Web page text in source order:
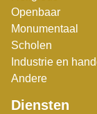
Openbaar
Monumentaal
Scholen
Industrie en
Andere
Diensten